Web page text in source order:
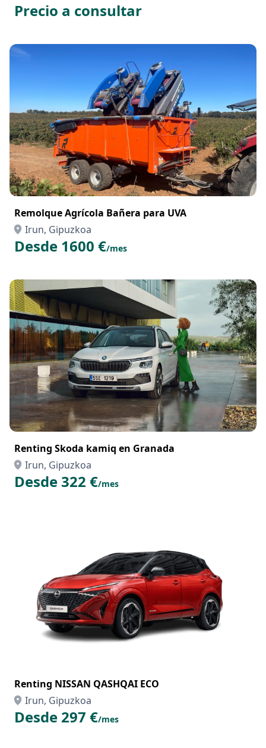
Precio a consultar
Remolque Agrícola Bañera para UVA
Irun, Gipuzkoa
Desde 1600 €/mes
Renting Skoda kamiq en Granada
Irun, Gipuzkoa
Desde 322 €/mes
Renting NISSAN QASHQAI ECO
Irun, Gipuzkoa
Desde 297 €/mes